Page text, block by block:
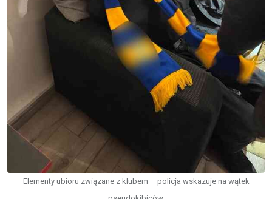
Elementy ubioru związane z klubem – policja wskazuje na wątek